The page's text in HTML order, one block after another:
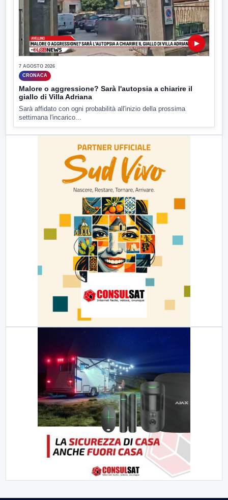
▶
7 AGOSTO 2026
CRONACA
Malore o aggressione? Sarà l'autopsia a chiarire il
giallo di Villa Adriana
Sarà affidato con ogni probabilità all'inizio della prossima
settimana l'incarico...